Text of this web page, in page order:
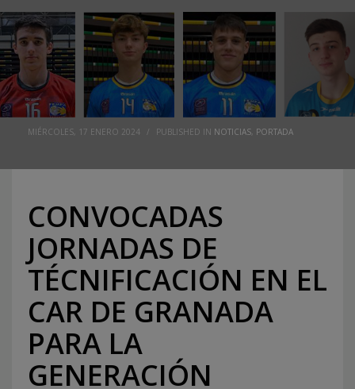
MIÉRCOLES, 17 ENERO 2024 / PUBLISHED IN NOTICIAS PORTADA
CONVOCADAS
JORNADAS DE
TÉCNIFICACIÓN EN EL
CAR DE GRANADA
PARA LA
GENERACIÓN